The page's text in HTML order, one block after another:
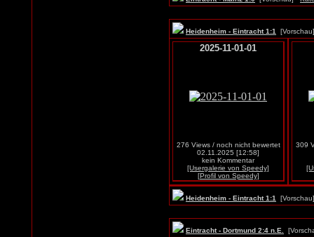
Heidenheim - Eintracht 1:1
2025-11-01-01
276 Views / noch nicht bewertet
02.11.2025 [12:58]
kein Kommentar
[Usergalerie von Speedy]
[Profil von Speedy]
309
Heidenheim - Eintracht 1:1
Eintracht - Dortmund 2:4 n.E.